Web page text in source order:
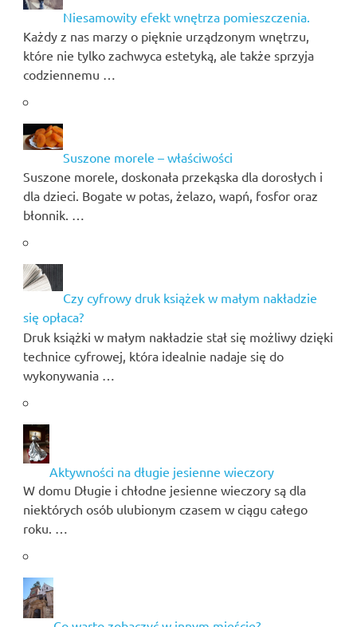
Niesamowity efekt wnętrza pomieszczenia.
Każdy z nas marzy o pięknie urządzonym wnętrzu,
które nie tylko zachwyca estetyką, ale także sprzyja
codziennemu …
Suszone morele – właściwości
Suszone morele, doskonała przekąska dla dorosłych i
dla dzieci. Bogate w potas, żelazo, wapń, fosfor oraz
błonnik. …
Czy cyfrowy druk książek w małym nakładzie
się opłaca?
Druk książki w małym nakładzie stał się możliwy dzięki
technice cyfrowej, która idealnie nadaje się do
wykonywania …
Aktywności na długie jesienne wieczory
W domu Długie i chłodne jesienne wieczory są dla
niektórych osób ulubionym czasem w ciągu całego
roku. …